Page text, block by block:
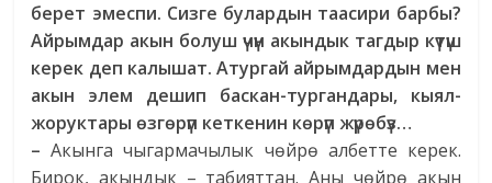
берет эмеспи. Сизге булардын таасири барбы?
Айрымдар акын болуш үчүн акындык тагдыр күтүш
керек деп калышат. Атургай айрымдардын мен
акын элем дешип баскан-тургандары, кыял-
жоруктары өзгөрүп кеткенин көрүп жүрөбүз…
–Акынга чыгармачылык чөйрө албетте керек.
Бирок, акындык – табияттан. Аны чөйрө акын